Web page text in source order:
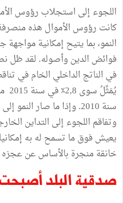
اللجوء إلى استجلاب رؤوس
كانت رؤوس الأموال هذه منصرفة
النمو، بما يتيح إمكانية
فوائض الدين وأصوله. لقد ظل
في الناتج الداخلي الخام في
سنة 2010. وإذا ما صار
وتفاقم اللجوء إلى التداين
يعيش فوق ما تسمح له به
خانقة منجرة بالأساس عن
صدقية البلد